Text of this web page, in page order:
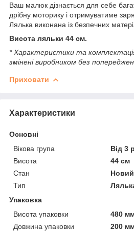
Ваш малюк дізнається для себе
дрібну моторику і отримуватиме
Лялька виконана із безпечних
Висота ляльки 44 см.
* Характеристики та
змінені виробником без
Приховати
Характеристики
Основні
Вікова група
Від 3
Висота
44 см
Стан
Новий
Тип
Упаковка
Висота упаковки
480
Довжина упаковки
200